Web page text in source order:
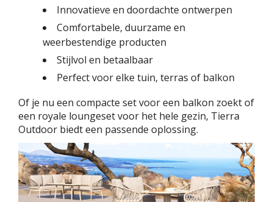
Innovatieve en doordachte ontwerpen
Comfortabele, duurzame en
weerbestendige producten
Stijlvol en betaalbaar
Perfect voor elke tuin, terras of balkon
Of je nu een compacte set voor een balkon zoekt of
een royale loungeset voor het hele gezin, Tierra
Outdoor biedt een passende oplossing.